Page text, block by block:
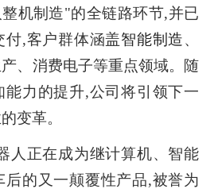
机制造"的全链路环节,并已
付,客户群体涵盖智能制造、
、消费电子等重点领域。随
能力的提升,公司将引领下一
变革。
正在成为继计算机、智能
后的又一颠覆性产品,被誉为